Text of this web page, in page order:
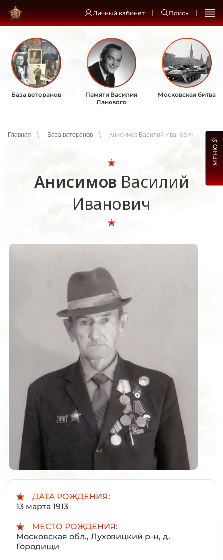
Личный кабинет Поиск
База ветеранов
Памяти Василия
Ланового
Московская битва
Главная База ветеранов Анисимов Василий Иванович
Анисимов Василий
Иванович
ДАТА РОЖДЕНИЯ:
13 марта 1913
МЕСТО РОЖДЕНИЯ:
Московская обл., Луховицкий р-н, д.
Городищи
МЕНЮ